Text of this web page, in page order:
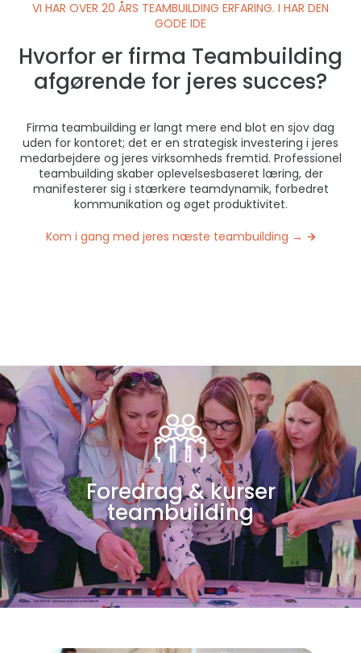
VI HAR OVER 20 ÅRS TEAMBUILDING ERFARING. I HAR DEN
GODE IDE
Hvorfor er firma Teambuilding
afgørende for jeres succes?
Firma teambuilding er langt mere end blot en sjov dag
uden for kontoret; det er en strategisk investering i jeres
medarbejdere og jeres virksomheds fremtid. Professionel
teambuilding skaber oplevelsesbaseret læring, der
manifesterer sig i stærkere teamdynamik, forbedret
kommunikation og øget produktivitet.
Kom i gang med jeres næste teambuilding →
Foredrag & kurser
teambuilding